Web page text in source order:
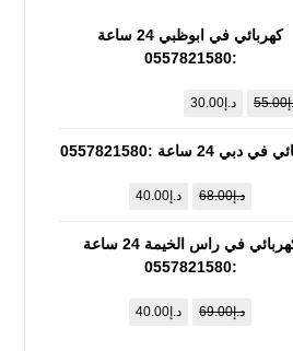
كهربائي في ابوظبي 24 ساعة
:0557821580
55.00 د.إ30.00
دبي 24 ساعة :0557821580
د.إ68.00 د.إ40.00
كهربائي في راس الخيمة 24 ساعة
:0557821580
د.إ69.00 د.إ40.00